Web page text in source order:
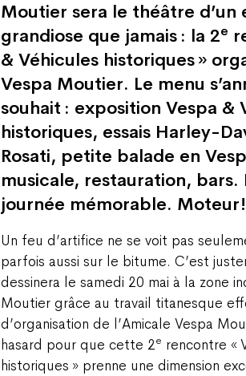
Moutier sera le théâtre d’un
grandiose que jamais : la 2e
& Véhicules historiques »
Vespa Moutier. Le menu
souhait : exposition Vespa &
historiques, essais Harley-
Rosati, petite balade en
musicale, restauration, bars.
journée mémorable. Moteur !
Un feu d’artifice ne se voit pas
parfois aussi sur le bitume. C’est
dessinera le samedi 20 mai à la zone
Moutier grâce au travail titanesque
d’organisation de l’Amicale Vespa
hasard pour que cette 2e rencontre «
historiques » prenne une dimension